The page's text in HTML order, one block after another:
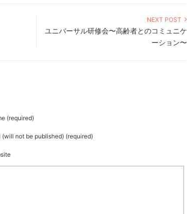
NEXT POST
ユニバーサル研修会〜高齢者とのコミュニケ
ーション〜
(required)
(will not be published) (required)